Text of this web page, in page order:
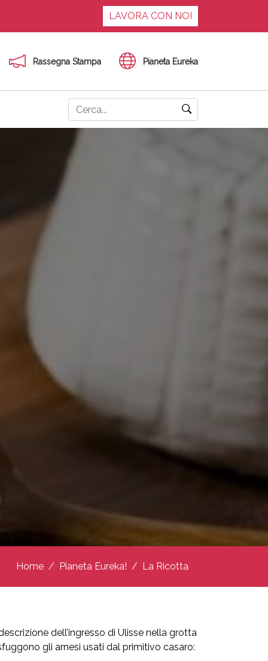
LAVORA CON NOI
Rassegna Stampa Pianeta Eureka
Home Pianeta Eureka! La Ricotta
dell’ingresso di Ulisse nella grotta
gli arnesi usati dal primitivo casaro: